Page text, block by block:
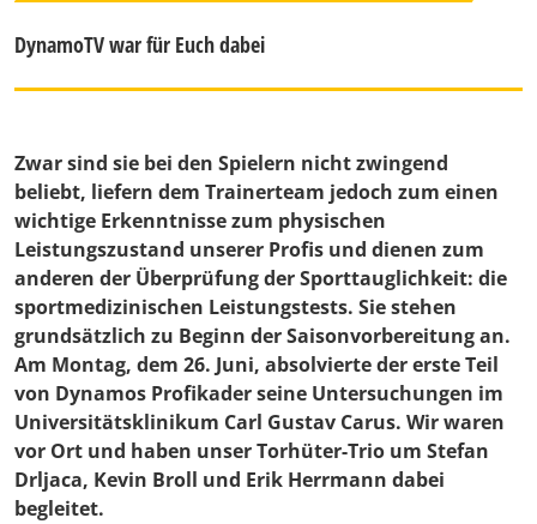
DynamoTV war für Euch dabei
Zwar sind sie bei den Spielern nicht zwingend
beliebt, liefern dem Trainerteam jedoch zum einen
wichtige Erkenntnisse zum physischen
Leistungszustand unserer Profis und dienen zum
anderen der Überprüfung der Sporttauglichkeit: die
sportmedizinischen Leistungstests. Sie stehen
grundsätzlich zu Beginn der Saisonvorbereitung an.
Am Montag, dem 26. Juni, absolvierte der erste Teil
von Dynamos Profikader seine Untersuchungen im
Universitätsklinikum Carl Gustav Carus. Wir waren
vor Ort und haben unser Torhüter-Trio um Stefan
Drljaca, Kevin Broll und Erik Herrmann dabei
begleitet.